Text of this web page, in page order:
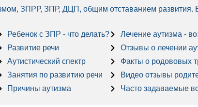
ЗПРР, ЗПР, ДЦП, общим отставанием
Ребенок с ЗПР - что делать?
Развитие речи
Аутистический спектр
Занятия по развитию речи
Причины аутизма
Лечение аутизма -
Отзывы о лечении
Факты о родововых
Видео отзывы
Часто задаваемые